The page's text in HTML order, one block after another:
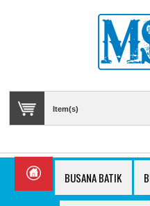
Item(s)
BUSANA BATIK